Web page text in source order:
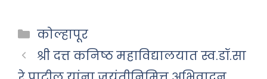
Categories
कोल्हापूर
श्री दत्त कनिष्ठ महाविद्यालयात स्व.डॉ.सा